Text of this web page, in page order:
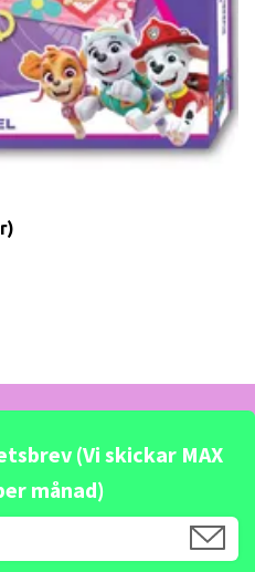
(Vi skickar MAX
månad)